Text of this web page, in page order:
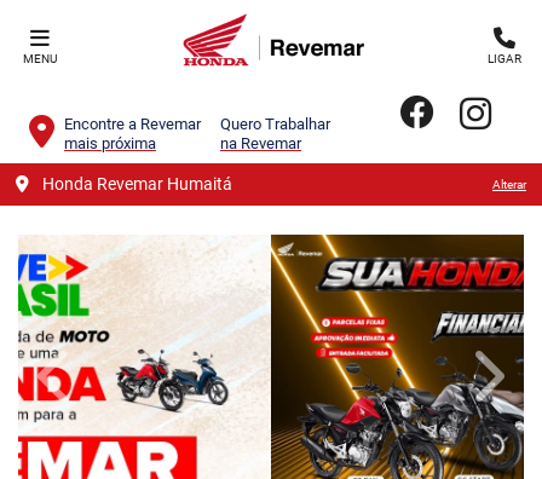
MENU LIGAR
Encontre a Revemar
mais próxima
Quero Trabalhar
na Revemar
Honda Revemar Humaitá Alterar
templates.template-